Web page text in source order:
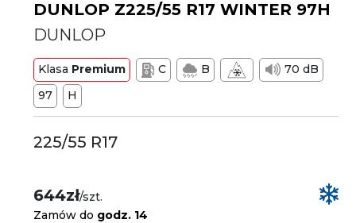
DUNLOP Z225/55 R17 WINTER 97H
DUNLOP
Klasa Premium C B
70 dB
97
H
225/55 R17
644zł/szt.
Zamów do godz. 14